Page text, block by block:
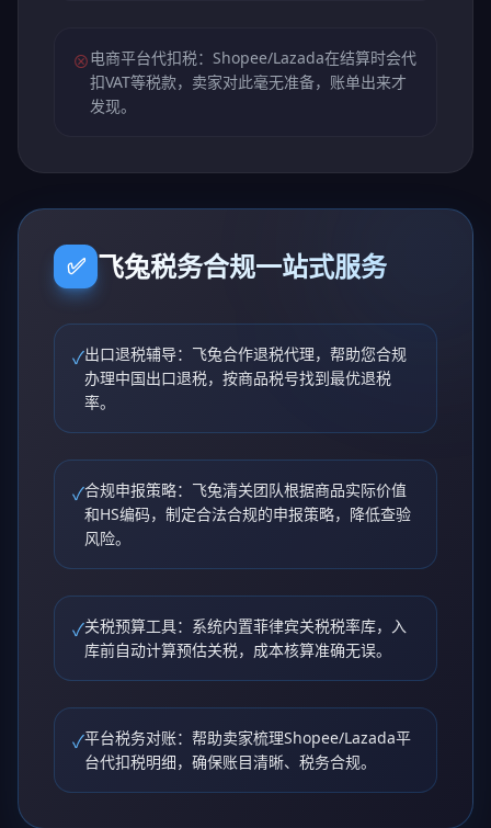
⊗电商平台代扣税：Shopee/Lazada在结算时会代
扣VAT等税款，卖家对此毫无准备，账单出来才
发现。
✅ 飞兔税务合规一站式服务
✓出口退税辅导：飞兔合作退税代理，帮助您合规
办理中国出口退税，按商品税号找到最优退税
率。
✓合规申报策略：飞兔清关团队根据商品实际价值
和HS编码，制定合法合规的申报策略，降低查验
风险。
✓关税预算工具：系统内置菲律宾关税税率库，入
库前自动计算预估关税，成本核算准确无误。
✓平台税务对账：帮助卖家梳理Shopee/Lazada平
台代扣税明细，确保账目清晰、税务合规。